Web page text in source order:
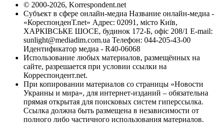
© 2000-2026, Korrespondent.net
Субъект в сфере онлайн-медиа Название онлайн-медиа -
«КореспонденТ.net» Адрес: 02091, місто Київ,
ХАРКІВСЬКЕ ШОСЕ, будинок 172-Б, офіс 208/1 E-mail:
sunlight@mediadim.com.ua Телефон: 044-205-43-00
Идентификатор медиа - R40-06068
Использование любых материалов, размещённых на
сайте, разрешается при условии ссылки на
Корреспондент.net.
При копировании материалов со страницы «Новости
Украины и мира», для интернет-изданий – обязательна
прямая открытая для поисковых систем гиперссылка.
Ссылка должна быть размещена в независимости от
полного либо частичного использования материалов.